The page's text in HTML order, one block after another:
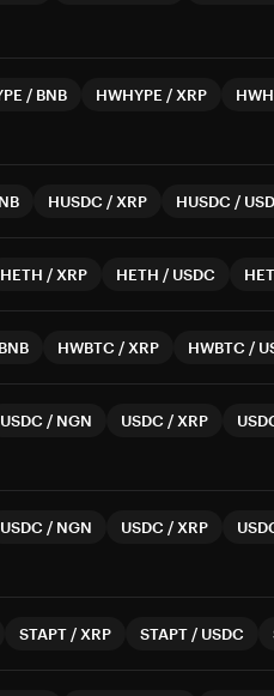
/ BNB HWHYPE / XRP
HUSDC / XRP HUSDC /
HETH / XRP HETH / USDC
BNB HWBTC / XRP HWBTC /
USDC / NGN USDC / XRP
USDC / NGN USDC / XRP
STAPT / XRP STAPT / USDC